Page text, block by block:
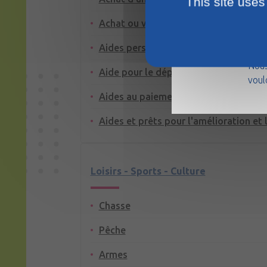
Achat ou vente d'un logement
Aides personnelles au logement
Aide pour le dépôt de garantie ou la
Aides au paiement des factures :
Aides et prêts pour l'amélioration et
Loisirs - Sports - Culture
Chasse
Pêche
Armes
La